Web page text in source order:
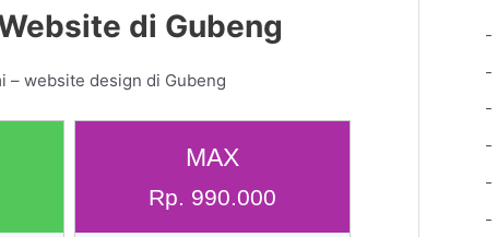
di Gubeng
– website design di Gubeng
MAX
Rp. 990.000
-
-
-
-
-
-